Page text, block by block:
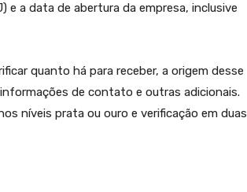
e a data de abertura da empresa, inclusive
quanto há para receber, a origem desse
de contato e outras adicionais.
níveis prata ou ouro e verificação em duas